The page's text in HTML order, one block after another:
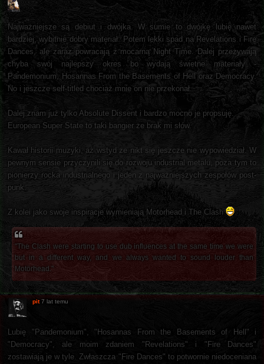
Najważniejsze są debiut i dwójka. W sumie to dwójkę lubię nawet
bardziej, wybitnie dobry materiał. Potem lekki spad na Revelations i Fire
Dances, ale zaraz powracają z mocarną Night Time. Dalej przeżywają
chyba swój najlepszy okres bo wydają świetne materiały -
Pandemonium, Hosannas From the Basements of Hell oraz Democracy.
No i jeszcze self-titled chociaż mnie on nie przekonał.
Dalej znam już tylko Absolute Dissent i bardzo mocno je propsuję.
European Super State to taki bangier że brak mi słów.
Kawał historii muzyki, aż wstyd że nikt się jeszcze nie wypowiedział. W
pewnym sensie przyczynili się do rozwoju industrial metalu, poza tym to
pionierzy rocka industrialnego i jeden z najważniejszych zespołów post-
punk.
Z kolei jako swoje inspiracje wymieniają Motorhead i The Clash
"The Clash were starting to use dub influences at the same time we were
but in a different way, and we always wanted to sound louder than
Motörhead."
pit 7 lat temu
Lubię "Pandemonium", "Hosannas From the Basements of Hell" i
"Democracy", ale moim zdaniem "Revelations" i "Fire Dances"
zostawiają je w tyle. Zwłaszcza "Fire Dances" to potwornie niedoceniana